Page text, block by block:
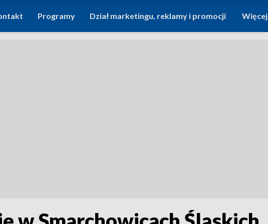
Programy Dział marketingu, reklamy i promocji Więcej